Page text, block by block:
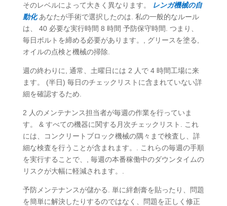
そのレベルによって大きく異なります。
レンガ機械の自
動化あなたが手術で選択したのは. 私の一般的なルール
は、 40 必要な実行時間 8 時間 予防保守時間. つまり、
毎日ボルトを締める必要があります。, グリースを塗る,
オイルの点検と機械の掃除.
週の終わりに, 通常、土曜日には 2 人で 4 時間工場に来
ます。 (半日) 毎日のチェックリストに含まれていない詳
細を確認するため.
2 人のメンテナンス担当者が毎週の作業を行っていま
す。 & すべての機器に関する月次チェックリスト. これ
には、コンクリートブロック機械の隅々まで検査し、詳
細な検査を行うことが含まれます。. これらの毎週の手順
を実行することで、, 毎週の本番稼働中のダウンタイムの
リスクが大幅に軽減されます。.
予防メンテナンスが儲かる. 単に絆創膏を貼ったり、問題
を簡単に解決したりするのではなく、問題を正しく修正